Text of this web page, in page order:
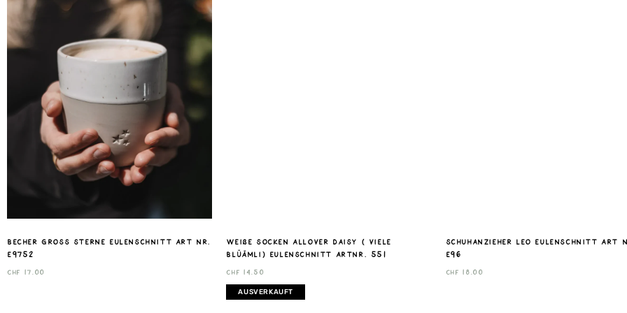
Becher gross Sterne Eulenschnitt Art nr.
E9752
CHF 17.00
weiße Socken Allover Daisy ( viele
Blüämli) Eulenschnitt Artnr. 551
CHF 14.50
AUSVERKAUFT
Schuhanzieher Leo Eulenschnitt Art
E96
CHF 18.00